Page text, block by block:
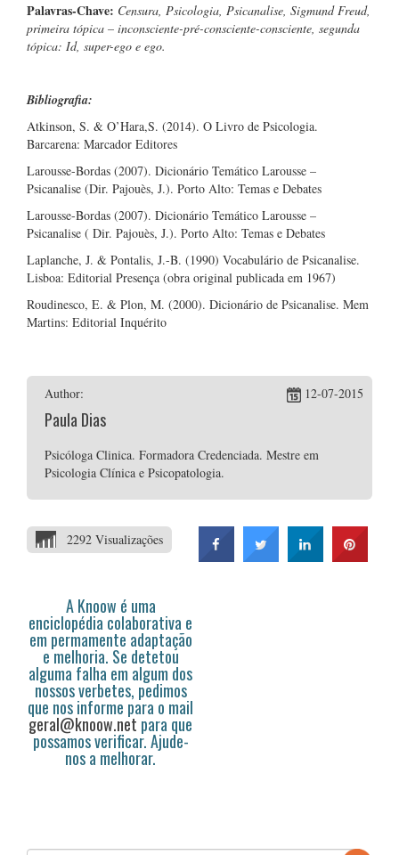
Palavras-Chave: Censura, Psicologia, Psicanalise, Sigmund Freud,
primeira tópica – inconsciente-pré-consciente-consciente, segunda
tópica: Id, super-ego e ego.
Bibliografia:
Atkinson, S. & O’Hara,S. (2014). O Livro de Psicologia.
Barcarena: Marcador Editores
Larousse-Bordas (2007). Dicionário Temático Larousse –
Psicanalise (Dir. Pajouès, J.). Porto Alto: Temas e Debates
Larousse-Bordas (2007). Dicionário Temático Larousse –
Psicanalise ( Dir. Pajouès, J.). Porto Alto: Temas e Debates
Laplanche, J. & Pontalis, J.-B. (1990) Vocabulário de Psicanalise.
Lisboa: Editorial Presença (obra original publicada em 1967)
Roudinesco, E. & Plon, M. (2000). Dicionário de Psicanalise. Mem
Martins: Editorial Inquérito
Author:
Paula Dias
12-07-2015
Psicóloga Clinica. Formadora Credenciada. Mestre em
Psicologia Clínica e Psicopatologia.
2292 Visualizações
A Knoow é uma
enciclopédia colaborativa e
em permamente adaptação
e melhoria. Se detetou
alguma falha em algum dos
nossos verbetes, pedimos
que nos informe para o mail
geral@knoow.net para que
possamos verificar. Ajude-
nos a melhorar.